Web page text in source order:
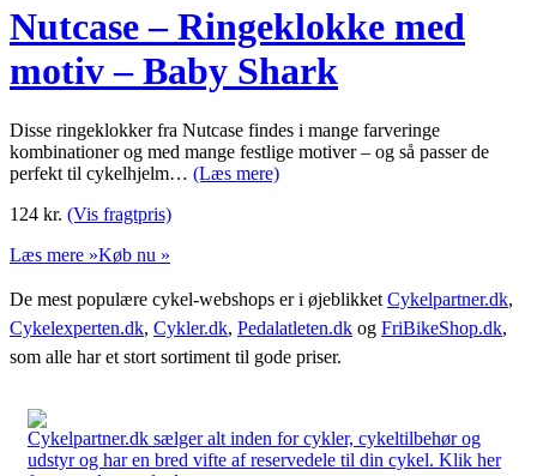
Nutcase – Ringeklokke med
motiv – Baby Shark
Disse ringeklokker fra Nutcase findes i mange farveringe
kombinationer og med mange festlige motiver – og så passer de
perfekt til cykelhjelm… (Læs mere)
124 kr. (Vis fragtpris)
Læs mere »Køb nu »
De mest populære cykel-webshops er i øjeblikket Cykelpartner.dk,
Cykelexperten.dk, Cykler.dk, Pedalatleten.dk og FriBikeShop.dk,
som alle har et stort sortiment til gode priser.
Cykelpartner.dk sælger alt inden for cykler, cykeltilbehør og
udstyr og har en bred vifte af reservedele til din cykel. Klik her